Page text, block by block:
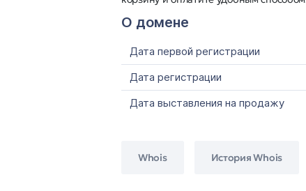
О домене
Дата первой регистрации
Дата регистрации
Дата выставления на продажу
Whois История Whois